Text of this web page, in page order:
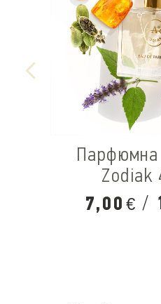
Парфюмна
Zodiak
7,00 € /